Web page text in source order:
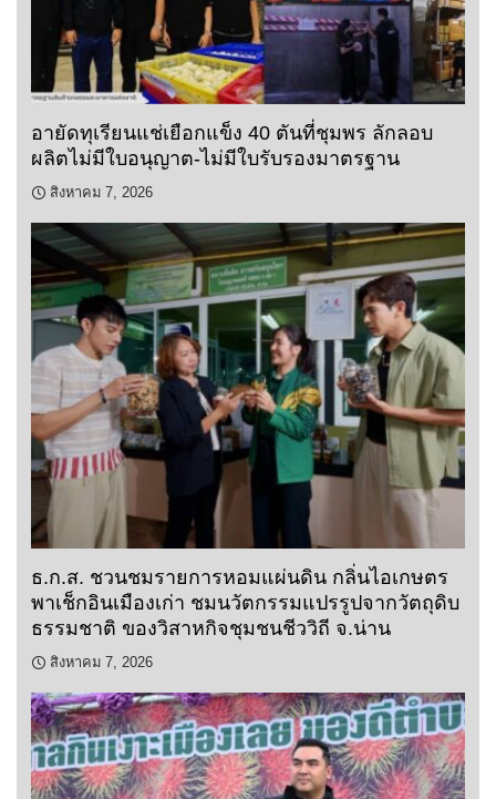
อายัดทุเรียนแช่เยือกแข็ง 40 ตันที่ชุมพร ลักลอบ
ผลิตไม่มีใบอนุญาต-ไม่มีใบรับรองมาตรฐาน
สิงหาคม 7, 2026
ธ.ก.ส. ชวนชมรายการหอมแผ่นดิน กลิ่นไอเกษตร
พาเช็กอินเมืองเก่า ชมนวัตกรรมแปรรูปจากวัตถุดิบ
ธรรมชาติ ของวิสาหกิจชุมชนชีววิถี จ.น่าน
สิงหาคม 7, 2026